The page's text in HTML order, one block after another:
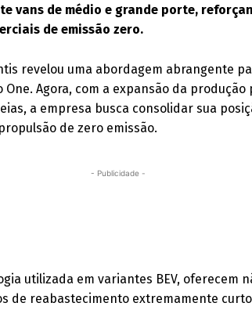
vans de médio e grande porte,
de emissão zero.
revelou uma abordagem abrangente
Agora, com a expansão da
a empresa busca consolidar sua
de zero emissão.
- Publicidade -
utilizada em variantes BEV, oferecem
de reabastecimento extremamente